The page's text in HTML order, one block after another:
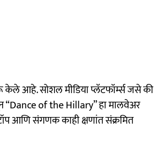
केले आहे. सोशल मीडिया प्लॅटफॉर्म्स जसे की
of the Hillary” हा मालवेअर
आणि संगणक काही क्षणांत संक्रमित